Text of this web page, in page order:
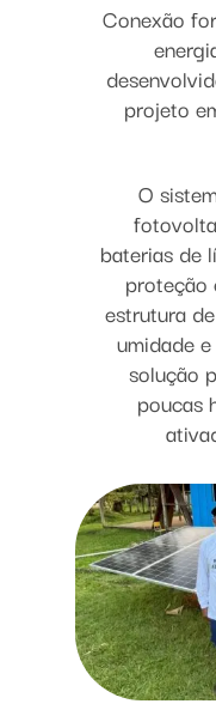
Conexão
projeto
O
baterias de
proteção
estrutura
umidade
solução
poucas